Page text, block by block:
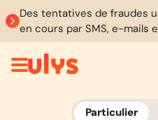
Des tentatives de fraudes
en cours par SMS, e-mails
Particulier